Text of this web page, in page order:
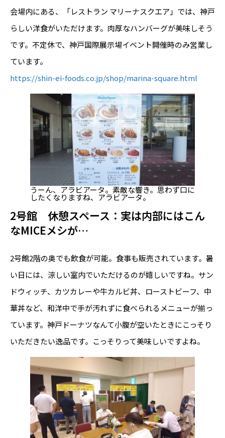
会場内にある、「レストラン マリーナスクエア」では、神戸
らしい洋食がいただけます。肉厚なハンバーグが美味しそう
です。不定休で、神戸国際展示場イベント開催時のみ営業し
ています。
https://shin-ei-foods.co.jp/shop/marina-square.html
うーん、アラビアータ。素敵な響き。思わず口に
したくなりますね、アラビアータ。
2号館 休憩スペース：実は内部にはこん
なMICEメシが…
2号館2階の奥でも飲食が可能。食事も販売されています。暑
い日には、涼しい室内でいただけるのが嬉しいですね。サン
ドウィッチ、カツカレーや牛カルビ丼、ローストビーフ、中
華丼など、和洋中で手が汚れずに食べられるメニューが揃っ
ています。神戸ドーナツなんて小腹が空いたときにこっそり
いただきたい逸品です。こっそりって美味しいですよね。